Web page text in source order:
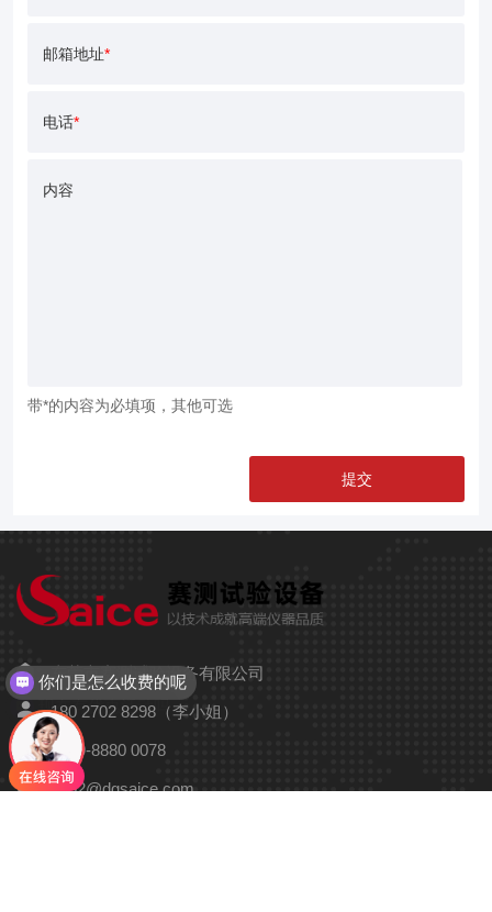
邮箱地址*
电话*
内容
带*的内容为必填项，其他可选
东莞市赛测试验设备有限公司
180 2702 8298（李小姐）
0769-8880 0078
8002@dgsaice.com
现在有优惠活动吗